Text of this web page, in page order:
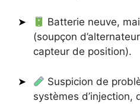
Batterie neuve,
(soupçon
capteur de position).
Suspicion de
systèmes d’injection,